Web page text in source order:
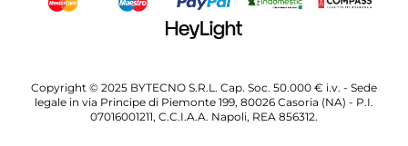
Copyright © 2025 BYTECNO S.R.L. Cap. Soc. 50.000 € i.v. - Sede
legale in via Principe di Piemonte 199, 80026 Casoria (NA) - P.I.
07016001211, C.C.I.A.A. Napoli, REA 856312.